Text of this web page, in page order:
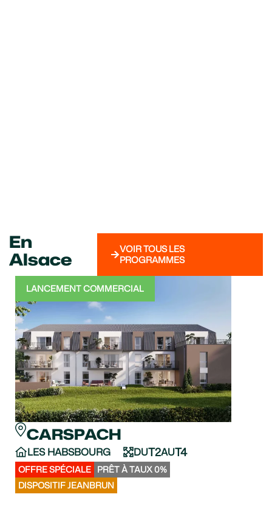
En
Alsace
VOIR TOUS LES
PROGRAMMES
LANCEMENT COMMERCIAL
CARSPACH
LES HABSBOURG DUT2AUT4
OFFRE SPÉCIALE PRÊT À TAUX 0%
DISPOSITIF JEANBRUN